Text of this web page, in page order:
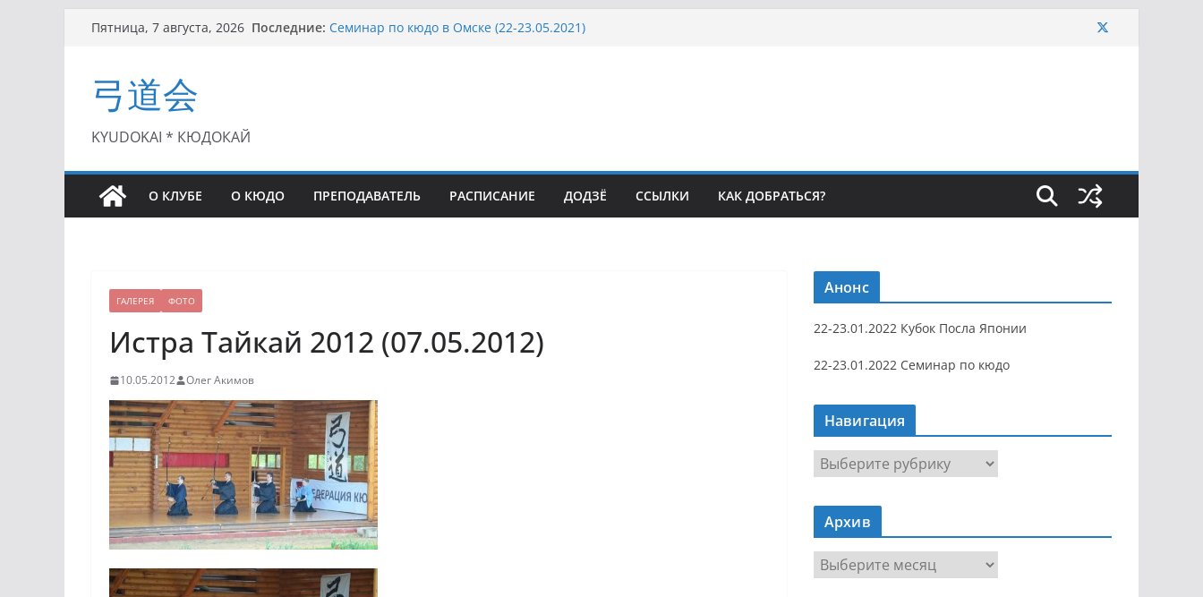
Перейти
Пятница, 7 августа, 2026 Последние: Семинар по кюдо в Омске (22-23.05.2021)
弓道会
KYUDOKAI * КЮДОКАЙ
О КЛУБЕ О КЮДО ПРЕПОДАВАТЕЛЬ РАСПИСАНИЕ ДОДЗЁ ССЫЛКИ КАК ДОБРАТЬСЯ?
ГАЛЕРЕЯ ФОТО
Истра Тайкай 2012 (07.05.2012)
10.05.2012 Олег Акимов
Анонс
22-23.01.2022 Кубок Посла Японии
22-23.01.2022 Семинар по кюдо
Навигация
Н
а
в
г
Архив
р